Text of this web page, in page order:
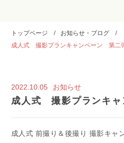
トップページ
お知らせ・ブログ
成人式 撮影プランキャンペーン 第二
2022.10.05 お知らせ
成人式 撮影プランキ
成人式 前撮り＆後撮り 撮影キャ